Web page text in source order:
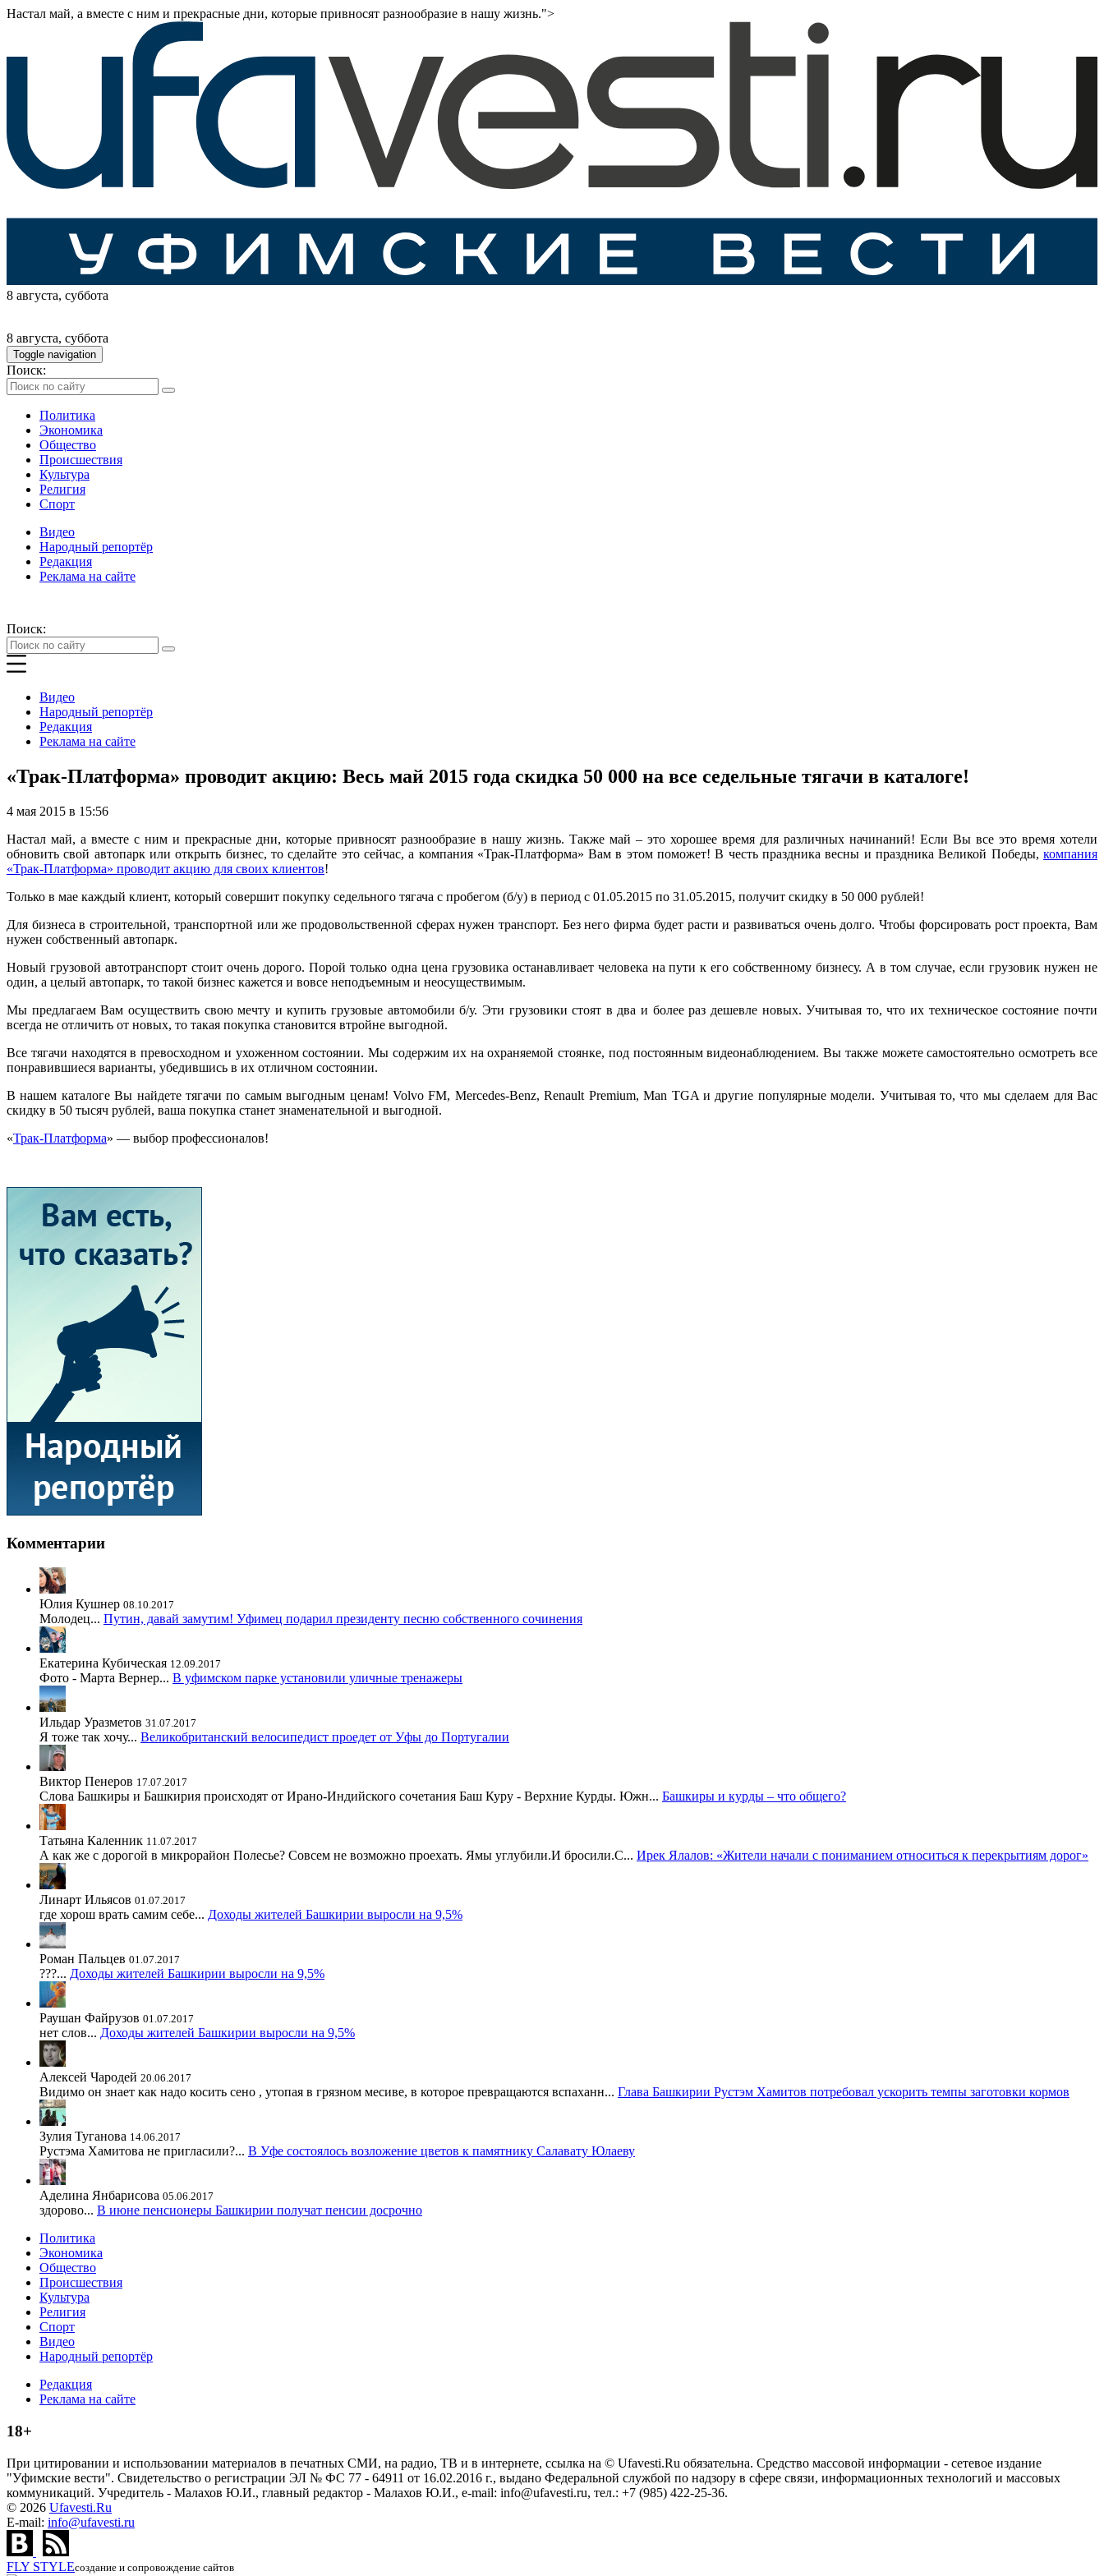
Настал май, а вместе с ним и прекрасные дни, которые привносят разнообразие в нашу жизнь.">
8 августа, суббота
8 августа, суббота
Toggle navigation
Поиск:
Политика
Экономика
Общество
Происшествия
Культура
Религия
Спорт
Видео
Народный репортёр
Редакция
Реклама на сайте
Поиск:
Видео
Народный репортёр
Редакция
Реклама на сайте
«Трак-Платформа» проводит акцию: Весь май 2015 года скидка 50 000 на все седельные тягачи в каталоге!
4 мая 2015 в 15:56
Настал май, а вместе с ним и прекрасные дни, которые привносят разнообразие в нашу жизнь. Также май – это хорошее время для различных начинаний! Если Вы все это время хотели
обновить свой автопарк или открыть бизнес, то сделайте это сейчас, а компания «Трак-Платформа» Вам в этом поможет! В честь праздника весны и праздника Великой Победы, компания
«Трак-Платформа» проводит акцию для своих клиентов!
Только в мае каждый клиент, который совершит покупку седельного тягача с пробегом (б/у) в период с 01.05.2015 по 31.05.2015, получит скидку в 50 000 рублей!
Для бизнеса в строительной, транспортной или же продовольственной сферах нужен транспорт. Без него фирма будет расти и развиваться очень долго. Чтобы форсировать рост проекта, Вам
нужен собственный автопарк.
Новый грузовой автотранспорт стоит очень дорого. Порой только одна цена грузовика останавливает человека на пути к его собственному бизнесу. А в том случае, если грузовик нужен не
один, а целый автопарк, то такой бизнес кажется и вовсе неподъемным и неосуществимым.
Мы предлагаем Вам осуществить свою мечту и купить грузовые автомобили б/у. Эти грузовики стоят в два и более раз дешевле новых. Учитывая то, что их техническое состояние почти
всегда не отличить от новых, то такая покупка становится втройне выгодной.
Все тягачи находятся в превосходном и ухоженном состоянии. Мы содержим их на охраняемой стоянке, под постоянным видеонаблюдением. Вы также можете самостоятельно осмотреть все
понравившиеся варианты, убедившись в их отличном состоянии.
В нашем каталоге Вы найдете тягачи по самым выгодным ценам! Volvo FM, Mercedes-Benz, Renault Premium, Man TGA и другие популярные модели. Учитывая то, что мы сделаем для Вас
скидку в 50 тысяч рублей, ваша покупка станет знаменательной и выгодной.
«Трак-Платформа» — выбор профессионалов!
Комментарии
Юлия Кушнер 08.10.2017
Молодец... Путин, давай замутим! Уфимец подарил президенту песню собственного сочинения
Екатерина Кубическая 12.09.2017
Фото - Марта Вернер... В уфимском парке установили уличные тренажеры
Ильдар Уразметов 31.07.2017
Я тоже так хочу... Великобританский велосипедист проедет от Уфы до Португалии
Виктор Пенеров 17.07.2017
Слова Башкиры и Башкирия происходят от Ирано-Индийского сочетания Баш Куру - Верхние Курды. Южн... Башкиры и курды – что общего?
Татьяна Каленник 11.07.2017
А как же с дорогой в микрорайон Полесье? Совсем не возможно проехать. Ямы углубили.И бросили.С... Ирек Ялалов: «Жители начали с пониманием относиться к перекрытиям дорог»
Линарт Ильясов 01.07.2017
где хорош врать самим себе... Доходы жителей Башкирии выросли на 9,5%
Роман Пальцев 01.07.2017
???... Доходы жителей Башкирии выросли на 9,5%
Раушан Файрузов 01.07.2017
нет слов... Доходы жителей Башкирии выросли на 9,5%
Алексей Чародей 20.06.2017
Видимо он знает как надо косить сено , утопая в грязном месиве, в которое превращаются вспаханн... Глава Башкирии Рустэм Хамитов потребовал ускорить темпы заготовки кормов
Зулия Туганова 14.06.2017
Рустэма Хамитова не пригласили?... В Уфе состоялось возложение цветов к памятнику Салавату Юлаеву
Аделина Янбарисова 05.06.2017
здорово... В июне пенсионеры Башкирии получат пенсии досрочно
Политика
Экономика
Общество
Происшествия
Культура
Религия
Спорт
Видео
Народный репортёр
Редакция
Реклама на сайте
18+
При цитировании и использовании материалов в печатных СМИ, на радио, ТВ и в интернете, ссылка на © Ufavesti.Ru обязательна. Средство массовой информации - сетевое издание
"Уфимские вести". Свидетельство о регистрации ЭЛ № ФС 77 - 64911 от 16.02.2016 г., выдано Федеральной службой по надзору в сфере связи, информационных технологий и массовых
коммуникаций. Учредитель - Малахов Ю.И., главный редактор - Малахов Ю.И., e-mail: info@ufavesti.ru, тел.: +7 (985) 422-25-36.
© 2026 Ufavesti.Ru
E-mail: info@ufavesti.ru
FLY STYLEсоздание и сопровождение сайтов